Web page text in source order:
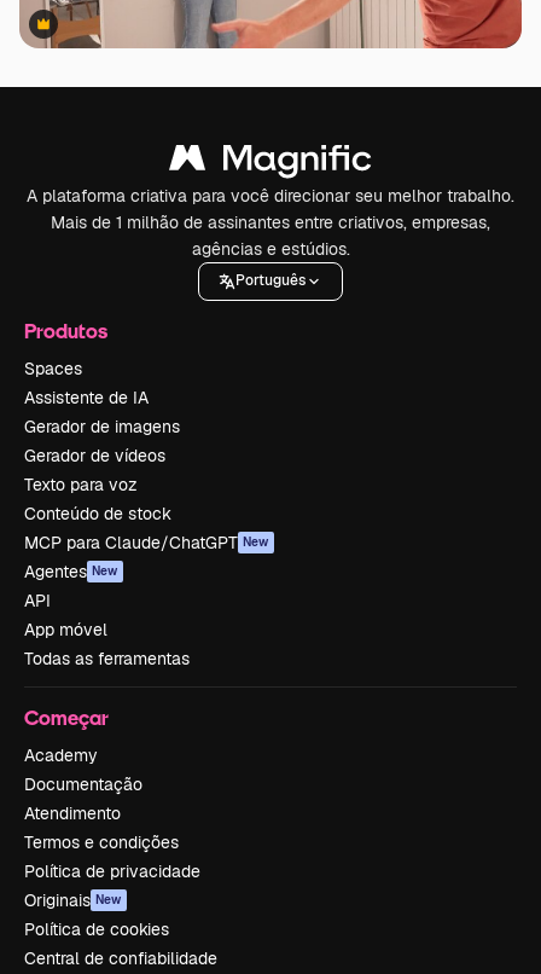
Premium
Premium
A plataforma criativa para você direcionar seu melhor trabalho.
Mais de 1 milhão de assinantes entre criativos, empresas,
agências e estúdios.
Português
Produtos
Spaces
Assistente de IA
Gerador de imagens
Gerador de vídeos
Texto para voz
Conteúdo de stock
MCP para Claude/ChatGPT New
Agentes New
API
App móvel
Todas as ferramentas
Começar
Academy
Documentação
Atendimento
Termos e condições
Política de privacidade
Originais New
Política de cookies
Central de confiabilidade